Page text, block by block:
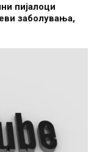
пијалоци
заболувања,